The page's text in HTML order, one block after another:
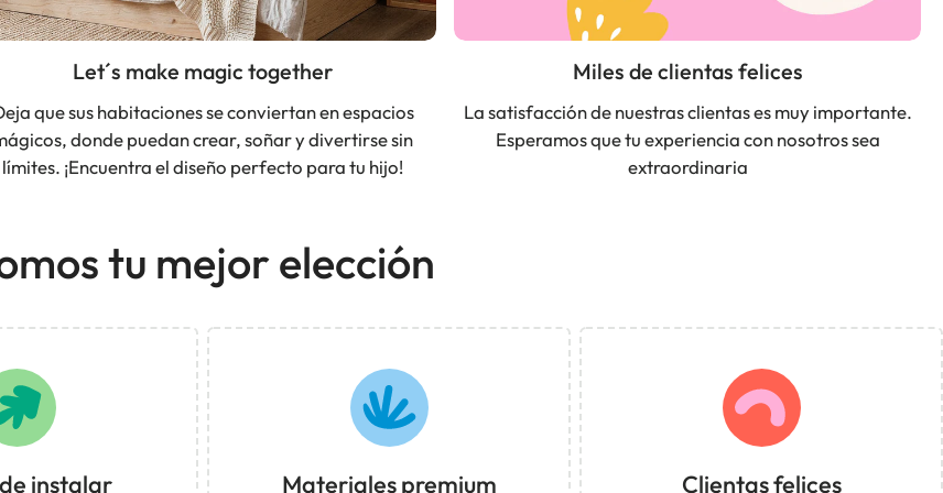
Let´s make magic together
que sus habitaciones se conviertan en espacios
donde puedan crear, soñar y divertirse sin
límites. ¡Encuentra el diseño perfecto para tu hijo!
Miles de clientas felices
La satisfacción de nuestras clientas es muy importante.
Esperamos que tu experiencia con nosotros sea
extraordinaria
tu mejor elección
instalar Materiales premium Clientas felices